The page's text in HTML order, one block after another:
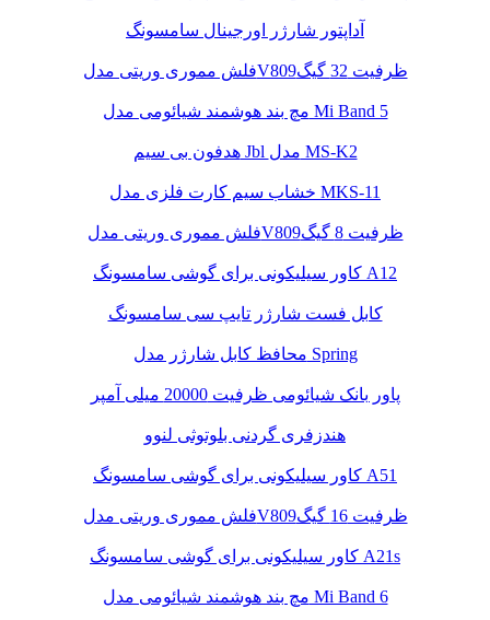
آداپتور شارژر اورجینال سامسونگ
فلش مموری وریتی مدلV809ظرفیت 32 گیگ
مچ بند هوشمند شیائومی مدل Mi Band 5
هدفون بی سیم Jbl مدل MS-K2
خشاب سیم کارت فلزی مدل MKS-11
فلش مموری وریتی مدلV809ظرفیت 8 گیگ
کاور سیلیکونی برای گوشی سامسونگ A12
کابل فست شارژر تایپ سی سامسونگ
محافظ کابل شارژر مدل Spring
پاور بانک شیائومی ظرفیت 20000 میلی آمپر
هندزفری گردنی بلوتوثی لنوو
کاور سیلیکونی برای گوشی سامسونگ A51
فلش مموری وریتی مدلV809ظرفیت 16 گیگ
کاور سیلیکونی برای گوشی سامسونگ A21s
مچ بند هوشمند شیائومی مدل Mi Band 6